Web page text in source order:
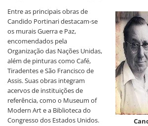
Entre as principais obras de
Candido Portinari destacam-se
os murais Guerra e Paz,
encomendados pela
Organização das Nações Unidas,
além de pinturas como Café,
Tiradentes e São Francisco de
Assis. Suas obras integram
acervos de instituições de
referência, como o Museum of
Modern Art e a Biblioteca do
Congresso dos Estados Unidos.